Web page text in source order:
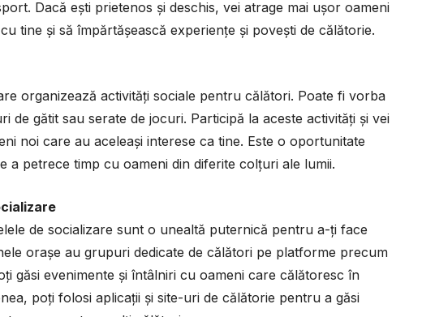
Dacă ești prietenos și deschis, vei atrage mai ușor oameni
tine și să împărtășească experiențe și povești de călătorie.
organizează activități sociale pentru călători. Poate fi vorba
de gătit sau serate de jocuri. Participă la aceste activități și vei
noi care au aceleași interese ca tine. Este o oportunitate
a petrece timp cu oameni din diferite colțuri ale lumii.
de socializare sunt o unealtă puternică pentru a-ți face
orașe au grupuri dedicate de călători pe platforme precum
găsi evenimente și întâlniri cu oameni care călătoresc în
poți folosi aplicații și site-uri de călătorie pentru a găsi